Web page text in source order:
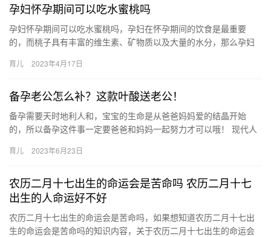
孕妇怀孕期间可以吃水蜜桃吗
孕妇怀孕期间可以吃水蜜桃吗，孕妇在怀孕期间的饮食是最重要
的，而桃子具有丰富的维生素、矿物质以及大量的水分，那么孕妇
种维…
育儿 2023年4月17日
备孕老公怎么补？这款叶酸送老公！
备孕需要天时地利人和，宝宝的生命是从爸爸妈妈爱的结晶开始
的，所以备孕这件事一定要爸爸和妈妈一起努力才可以哦！ 现代人
宝的…
育儿 2023年6月23日
农历二月十七出生的命运会是苦命吗 农历二月十七
出生的人命运好不好
农历二月十七出生的命运会是苦命吗，如果想知道农历二月十七出
生的命运会是苦命吗的知识内容，关于农历二月十七出生的命运会